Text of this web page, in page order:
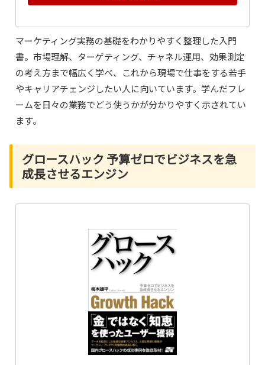
マーケティング実務の基礎をわかりやすく整理した入門
書。市場理解、ターゲティング、チャネル運用、効果測定
の考え方まで幅広く学べ、これから現場で仕事をする若手
やキャリアチェンジしたい人に向いています。学んだフレ
ームを日々の業務でどう使うかが分かりやすく示されてい
ます。
グロースハック 予算ゼロでビジネスを急
成長させるエンジン